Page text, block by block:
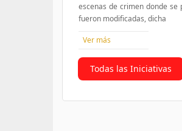
Todas las Iniciativas
escenas de crimen donde se
fueron modificadas, dicha
Ver más